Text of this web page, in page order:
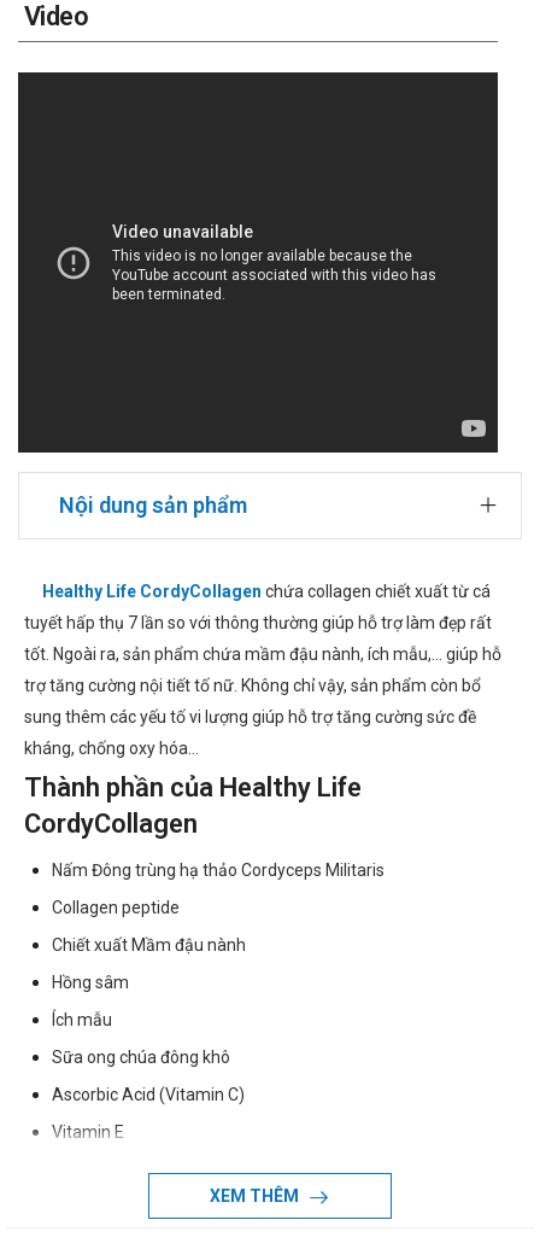
Video
Nội dung sản phẩm
Healthy Life CordyCollagen chứa collagen chiết xuất từ cá
tuyết hấp thụ 7 lần so với thông thường giúp hỗ trợ làm đẹp rất
tốt. Ngoài ra, sản phẩm chứa mầm đậu nành, ích mẫu,... giúp hỗ
trợ tăng cường nội tiết tố nữ. Không chỉ vậy, sản phẩm còn bổ
sung thêm các yếu tố vi lượng giúp hỗ trợ tăng cường sức đề
kháng, chống oxy hóa...
Thành phần của Healthy Life
CordyCollagen
Nấm Đông trùng hạ thảo Cordyceps Militaris
Collagen peptide
Chiết xuất Mầm đậu nành
Hồng sâm
Ích mẫu
Sữa ong chúa đông khô
Ascorbic Acid (Vitamin C)
Vitamin E
Tá dược vừa đủ
XEM THÊM